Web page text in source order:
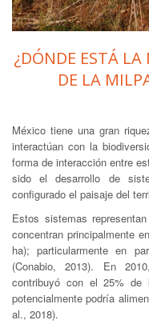
¿DÓNDE ESTÁ
DE LA
México tiene una gran
interactúan con la
forma de interacción entre
sido el desarrollo de
configurado el paisaje del
Estos sistemas
concentran principalmente
ha); particularmente en
(Conabio, 2013). En
contribuyó con el 25% de
potencialmente podría
al., 2018).